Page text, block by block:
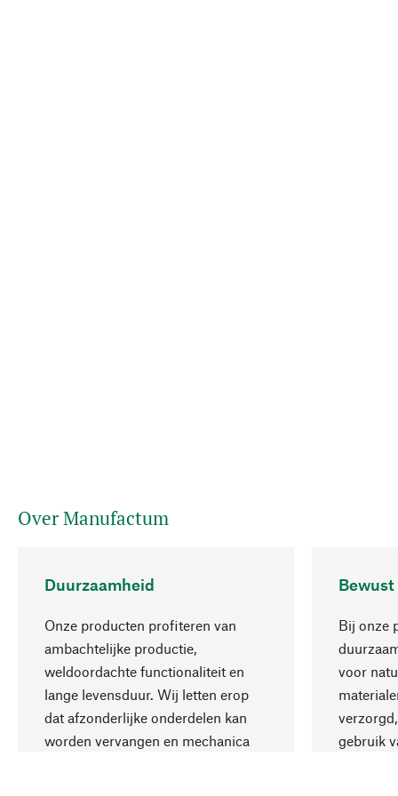
Over Manufactum
Duurzaamheid
Onze producten profiteren van
ambachtelijke productie,
weldoordachte functionaliteit en
lange levensduur. Wij letten erop
dat afzonderlijke onderdelen kan
worden vervangen en mechanica
Bewust
Bij onze
voor
gebruik